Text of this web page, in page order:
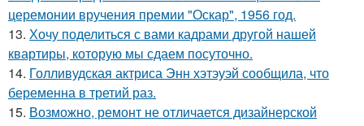
церемонии вручения премии "Оскар", 1956 год.
13. Хочу поделиться с вами кадрами другой нашей
квартиры, которую мы сдаем посуточно.
14. Голливудская актриса Энн хэтэуэй сообщила, что
беременна в третий раз.
15. Возможно, ремонт не отличается дизайнерской